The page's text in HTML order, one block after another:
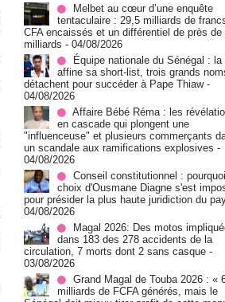
Melbet au cœur d’une enquête
tentaculaire : 29,5 milliards de
CFA encaissés et un différentiel de près de
milliards - 04/08/2026
Équipe nationale du Sénégal : la
affine sa short-list, trois grands
détachent pour succéder à Pape Thiaw -
04/08/2026
Affaire Bébé Réma : les
en cascade qui plongent une
"influenceuse" et plusieurs commerçants
un scandale aux ramifications explosives -
04/08/2026
Conseil constitutionnel :
choix d'Ousmane Diagne s'est
pour présider la plus haute juridiction du
04/08/2026
Magal 2026: Des motos
dans 183 des 278 accidents de la
circulation, 7 morts dont 2 sans casque -
03/08/2026
Grand Magal de Touba 2026 : «
milliards de FCFA générés, mais le